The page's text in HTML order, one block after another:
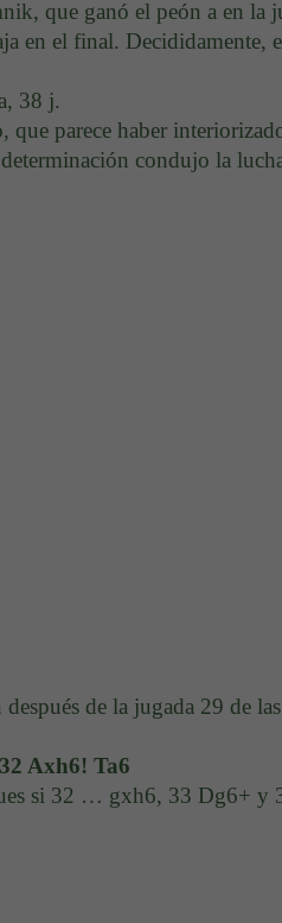
que ganó el peón a en la
en el final. Decididamente,
38 j.
que parece haber
condujo la
de la jugada 29 de
Axh6! Ta6
si 32 … gxh6, 33 Dg6+ y